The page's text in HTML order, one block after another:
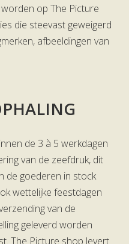
op The Picture
die steevast geweigerd
afbeeldingen van
de 3 à 5 werkdagen
van de zeefdruk, dit
de goederen in stock
wettelijke feestdagen
van de
geleverd worden
The Picture shop levert